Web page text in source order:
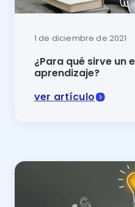
1 de diciembre de 2021
¿Para qué sirve un
aprendizaje?
ver artículo